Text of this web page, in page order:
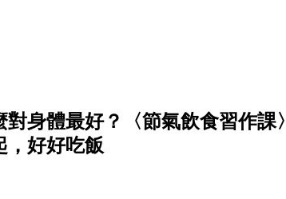
對身體最好？〈節氣飲食習作課
，好好吃飯